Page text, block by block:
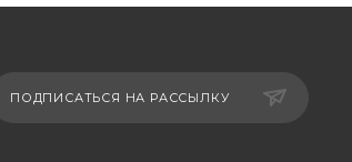
ПОДПИСАТЬСЯ НА РАССЫЛКУ